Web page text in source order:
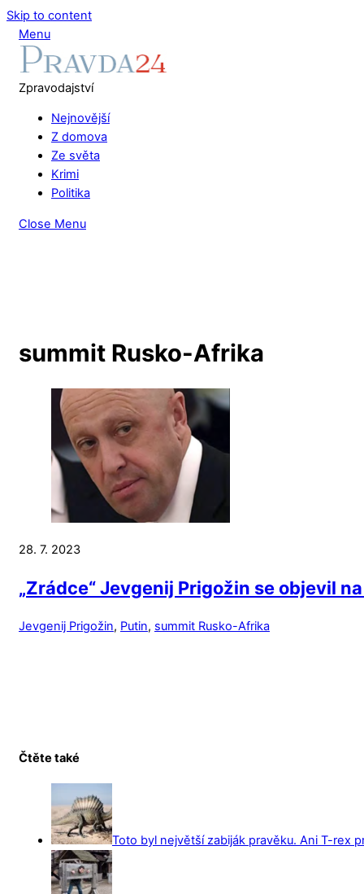
Skip to content
Menu
Zpravodajství
Nejnovější
Z domova
Ze světa
Krimi
Politika
Close Menu
summit Rusko-Afrika
28. 7. 2023
„Zrádce“ Jevgenij Prigožin se objevil
Jevgenij Prigožin, Putin, summit Rusko-Afrika
Čtěte také
Toto byl největší zabiják pravěku. Ani T-rex